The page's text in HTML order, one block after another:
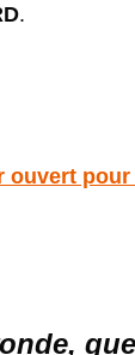
.
ouvert
q